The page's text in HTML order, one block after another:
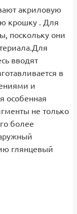
акриловую
крошку . Для
поскольку они
вводят
в
и
особенная
не только
более
глянцевый